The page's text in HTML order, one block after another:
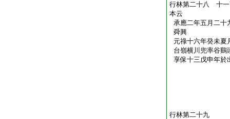
行林第二十八 十
本云
承應二年五月二十
舜興
元祿十六年癸未夏
台嶺横川兜率谷鷄
享保十三戊申年於
行林第二十九